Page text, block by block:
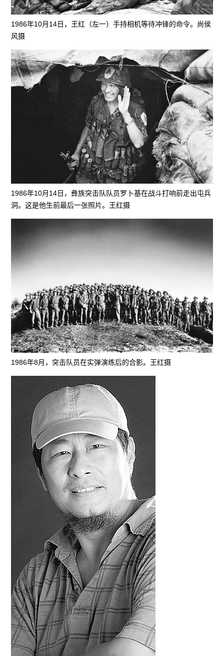
1986年10月14日，王红（左一）手持相机等待冲锋的命令。尚侯
风摄
1986年10月14日，彝族突击队队员罗卜基在战斗打响前走出屯兵
洞。这是他生前最后一张照片。王红摄
1986年8月，突击队员在实弹演练后的合影。王红摄